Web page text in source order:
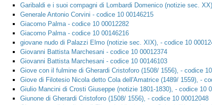
Garibaldi e i suoi compagni di Lombardi Domenico (notizie sec.
Generale Antonio Corvini - codice 10 00146215
Giacomo Palma - codice 10 00012282
Giacomo Palma - codice 10 00146216
giovane nudo di Palazzi Elmo (notizie sec. XIX), - codice 10
Giovanni Battista Marchesani - codice 10 00012374
Giovanni Battista Marchesani - codice 10 00146103
Giove con il fulmine di Gherardi Cristoforo (1508/ 1556), - codice
Giove di Filotesio Nicola detto Cola dell'Amatrice (1489/ 1559), -
Giulio Mancini di Crosti Giuseppe (notizie 1801-1830), - codice 10
Giunone di Gherardi Cristoforo (1508/ 1556), - codice 10 00012048